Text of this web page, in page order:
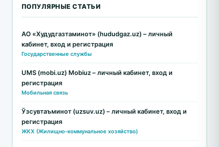
ПОПУЛЯРНЫЕ СТАТЬИ
АО «Худудгазтаминот» (hududgaz.uz) – личный
кабинет, вход и регистрация
Государственные службы
UMS (mobi.uz) Mobiuz – личный кабинет, вход и
регистрация
Мобильная связь
Ўзсувтаъминот (uzsuv.uz) – личный кабинет, вход и
регистрация
ЖКХ (Жилищно-коммунальное хозяйство)